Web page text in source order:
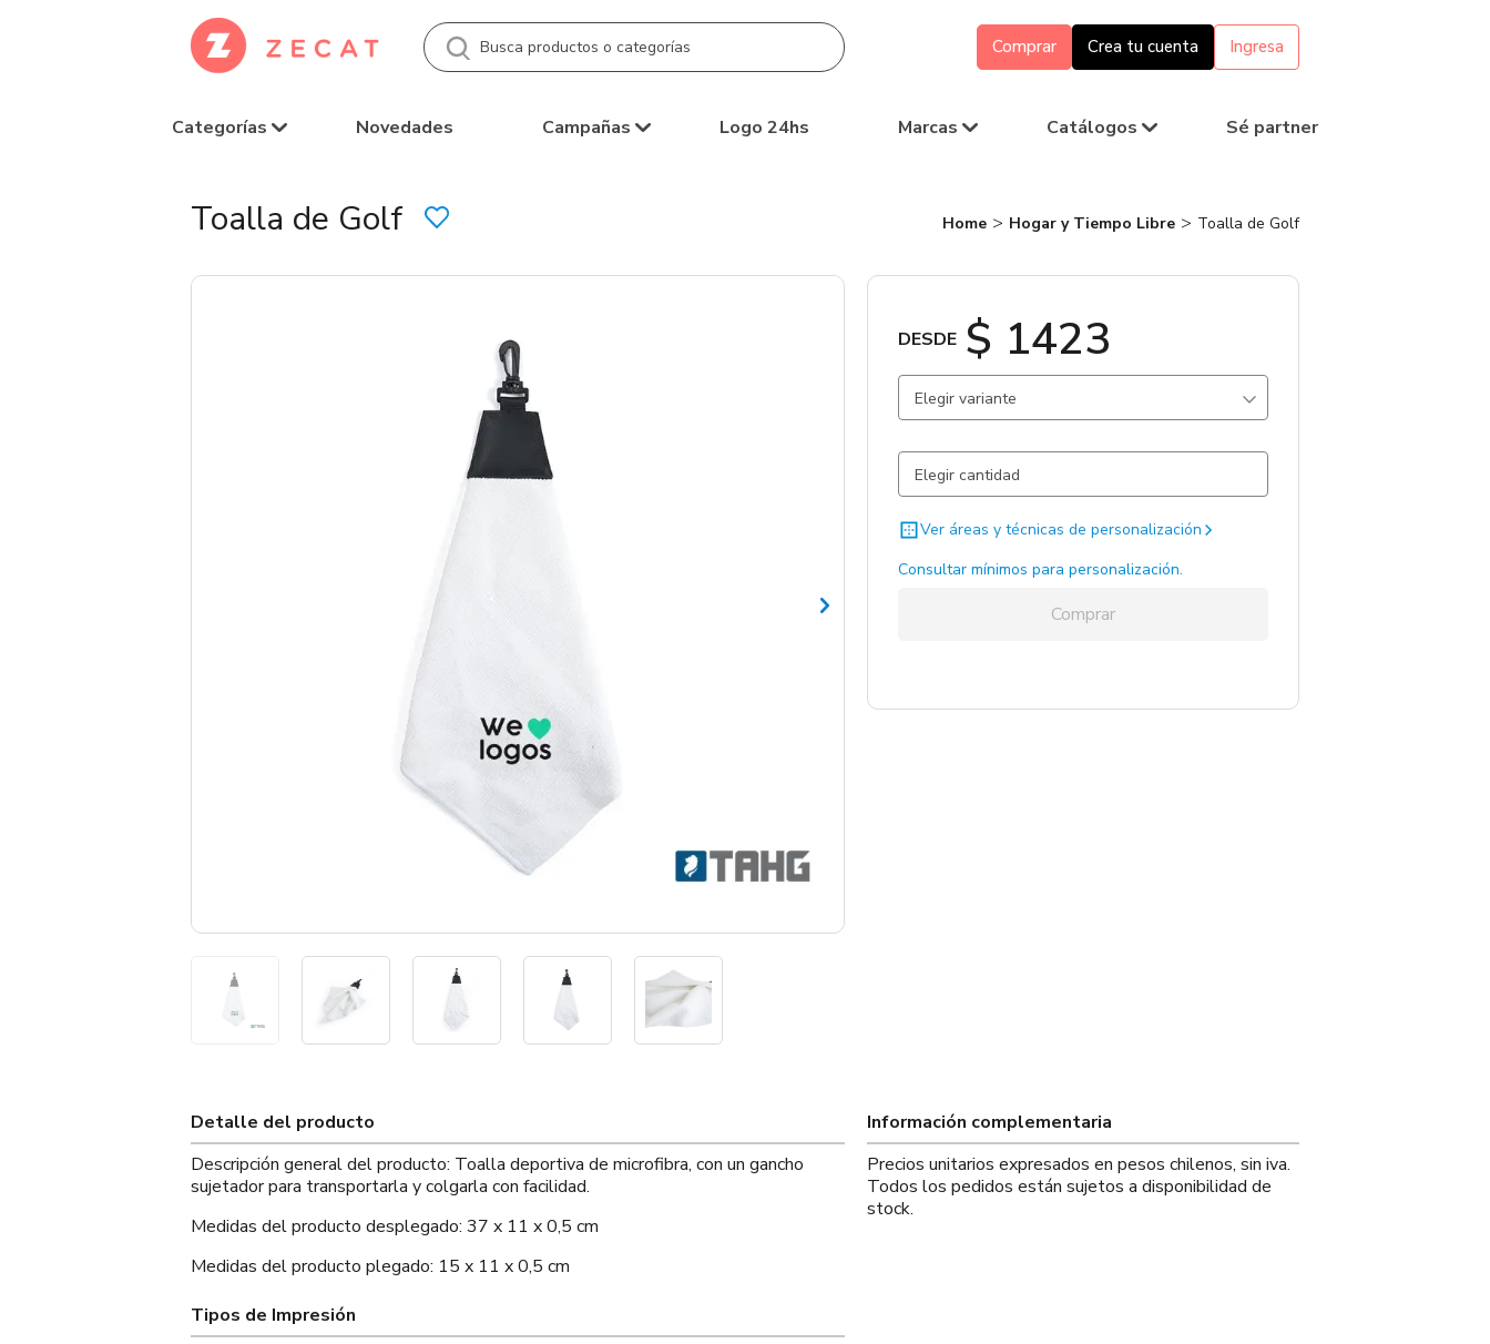
Comprar Crea tu cuenta Ingresa
Categorías Novedades Campañas Logo 24hs Marcas Catálogos Sé partner
Toalla de Golf Home Hogar y Tiempo Libre Toalla de Golf
DESDE $ 1423
Elegir variante
Blanco / Blanco / . 967 un.
Ver áreas y técnicas de personalización
Consultar mínimos para personalización.
Comprar
Detalle del producto
Descripción general del producto: Toalla deportiva de microfibra, con un gancho
sujetador para transportarla y colgarla con facilidad.
Medidas del producto desplegado: 37 x 11 x 0,5 cm
Medidas del producto plegado: 15 x 11 x 0,5 cm
Tipos de Impresión
Información complementaria
Precios unitarios expresados en pesos chilenos, sin iva.
Todos los pedidos están sujetos a disponibilidad de
stock.